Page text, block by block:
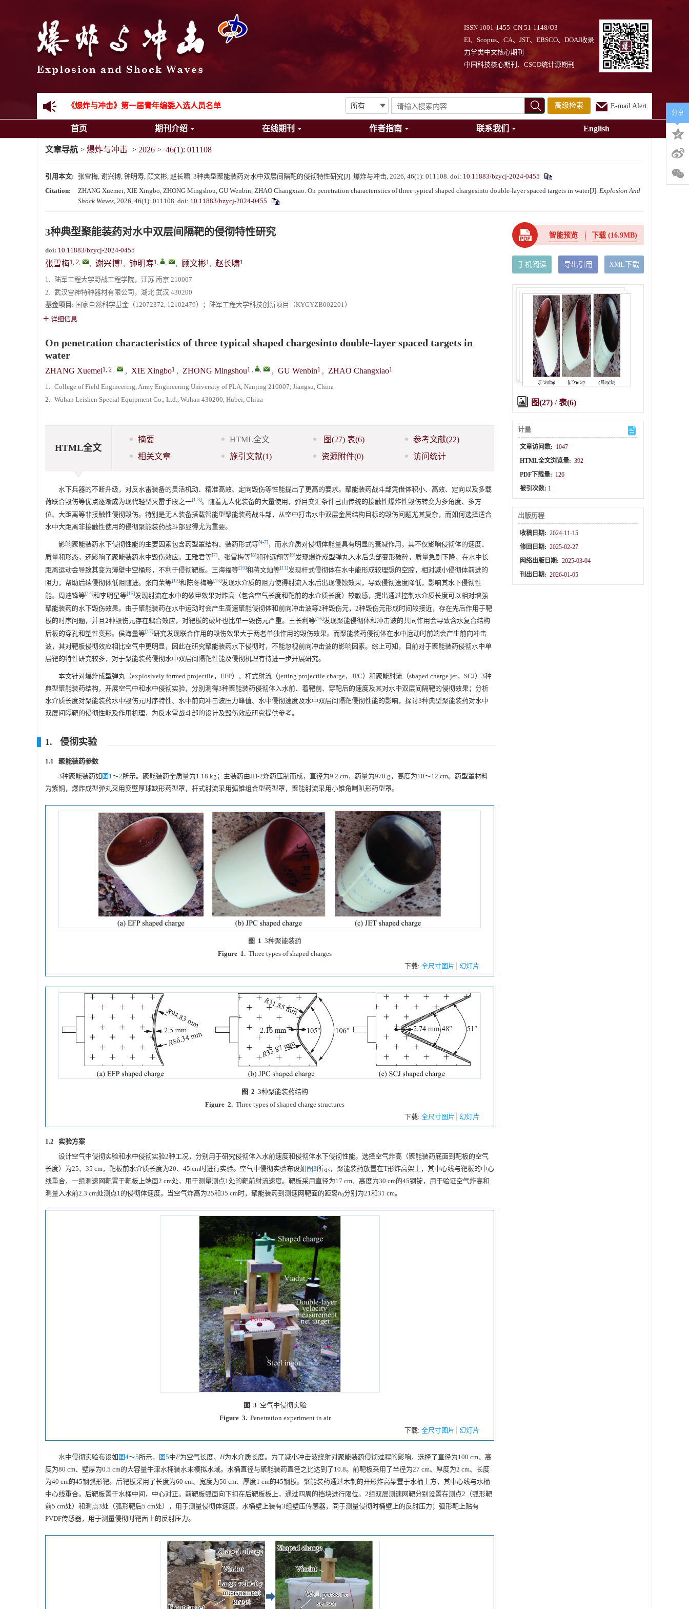
ISSN 1001-1455 CN 51-1148/O3
EI、Scopus、CA、JST、EBSCO、DOAJ收录
力学类中文核心期刊
中国科技核心期刊、CSCD统计源期刊
先进载运装备机械冲击失效与防护专题征稿启事
金属材料动态多尺度断裂专题征稿启事
《爆炸与冲击》第一届青年编委入选人员名单
《爆炸与冲击》向2024年度审稿专家致谢
高级检索 E-mail Alert
首页 期刊介绍 在线期刊 作者指南 联系我们 English
文章导航 > 爆炸与冲击 > 2026 > 46(1): 011108
引用本文: 张雪梅, 谢兴博, 钟明寿, 顾文彬, 赵长啸. 3种典型聚能装药对水中双层间隔靶的侵彻特性研究[J]. 爆炸与冲击, 2026, 46(1): 011108. doi: 10.11883/bzycj-2024-0455
Citation:
ZHANG Xuemei, XIE Xingbo, ZHONG Mingshou, GU Wenbin, ZHAO Changxiao. On penetration characteristics of three typical shaped chargesinto double-layer spaced targets in water[J]. Explosion And
Shock Waves, 2026, 46(1): 011108. doi: 10.11883/bzycj-2024-0455
3种典型聚能装药对水中双层间隔靶的侵彻特性研究
doi: 10.11883/bzycj-2024-0455
张雪梅1, 2, , 谢兴博1, 钟明寿1, , , 顾文彬1, 赵长啸1
1.
陆军工程大学野战工程学院，江苏 南京 210007
2. 武汉雷神特种器材有限公司，湖北 武汉 430200
基金项目: 国家自然科学基金（12072372, 12102479）；陆军工程大学科技创新项目（KYGYZB002201）
详细信息
On penetration characteristics of three typical shaped chargesinto double-layer spaced targets in
water
ZHANG Xuemei1, 2 , , XIE Xingbo1 , ZHONG Mingshou1 , , , GU Wenbin1 , ZHAO Changxiao1
1. College of Field Engineering, Army Engineering University of PLA, Nanjing 210007, Jiangsu, China
2. Wuhan Leishen Special Equipment Co., Ltd., Wuhan 430200, Hubei, China
HTML全文
摘要 HTML全文 图(27) 表(6) 参考文献(22)
相关文章
施引文献(1) 资源附件(0) 访问统计
水下兵器的不断升级，对反水雷装备的灵活机动、精准高效、定向毁伤等性能提出了更高的要求。聚能装药战斗部凭借体积小、高效、定向以及多载
荷联合毁伤等优点逐渐成为现代轻型灭雷手段之一[1-3]。随着无人化装备的大量使用，弹目交汇条件已由传统的接触性爆炸性毁伤转变为多角度、多方
位、大距离等非接触性侵彻毁伤。特别是无人装备搭载智能型聚能装药战斗部，从空中打击水中双层金属结构目标的毁伤问题尤其复杂，而如何选择适合
水中大距离非接触性使用的侵彻聚能装药战斗部显得尤为重要。
影响聚能装药水下侵彻性能的主要因素包含药型罩结构、装药形式等[4-7]，而水介质对侵彻体能量具有明显的衰减作用，其不仅影响侵彻体的速度、
质量和形态，还影响了聚能装药水中毁伤效应。王雅君等[7]、张雪梅等[8]和孙远翔等[9]发现爆炸成型弹丸入水后头部变形破碎，质量急剧下降，在水中长
距离运动会导致其变为薄壁中空桶形，不利于侵彻靶板。王海福等[10]和蒋文灿等[11]发现杆式侵彻体在水中能形成较理想的空腔，相对减小侵彻体前进的
阻力，帮助后续侵彻体低阻随进。张向荣等[12]和陈冬梅等[13]发现水介质的阻力使得射流入水后出现侵蚀效果，导致侵彻速度降低，影响其水下侵彻性
能。周迪锋等[14]和李明星等[15]发现射流在水中的破甲效果对炸高（包含空气长度和靶前的水介质长度）较敏感，提出通过控制水介质长度可以相对增强
聚能装药的水下毁伤效果。由于聚能装药在水中运动时会产生高速聚能侵彻体和前向冲击波等2种毁伤元，2种毁伤元形成时间较接近，存在先后作用于靶
板的时序问题，并且2种毁伤元存在耦合效应，对靶板的破坏也比单一毁伤元严重。王长利等[16]发现聚能侵彻体和冲击波的共同作用会导致含水复合结构
后板的穿孔和塑性变形。侯海量等[17]研究发现联合作用的毁伤效果大于两者单独作用的毁伤效果。而聚能装药侵彻体在水中运动时前端会产生前向冲击
波，其对靶板侵彻效应相比空气中更明显，因此在研究聚能装药水下侵彻时，不能忽视前向冲击波的影响因素。综上可知，目前对于聚能装药侵彻水中单
层靶的特性研究较多，对于聚能装药侵彻水中双层间隔靶性能及侵彻机理有待进一步开展研究。
本文针对爆炸成型弹丸（explosively formed projectile，EFP）、杆式射流（jetting projectile charge，JPC）和聚能射流（shaped charge jet，SCJ）3种
典型聚能装药结构，开展空气中和水中侵彻实验，分别测得3种聚能装药侵彻体入水前、着靶前、穿靶后的速度及其对水中双层间隔靶的侵彻效果；分析
水介质长度对聚能装药水中毁伤元时序特性、水中前向冲击波压力峰值、水中侵彻速度及水中双层间隔靶侵彻性能的影响，探讨3种典型聚能装药对水中
双层间隔靶的侵彻性能及作用机理，为反水雷战斗部的设计及毁伤效应研究提供参考。
1. 侵彻实验
1.1 聚能装药参数
3种聚能装药如 图1～2所示。聚能装药全质量为1.18 kg；主装药由JH-2炸药压制而成，直径为9.2 cm，药量为970 g，高度为10～12 cm。药型罩材料
为紫铜，爆炸成型弹丸采用变壁厚球缺形药型罩，杆式射流采用弧锥组合型药型罩，聚能射流采用小锥角喇叭形药型罩。
图 1 3种聚能装药
Figure 1. Three types of shaped charges
下载: 全尺寸图片 幻灯片
图 2 3种聚能装药结构
Figure 2. Three types of shaped charge structures
下载: 全尺寸图片 幻灯片
1.2 实验方案
设计空气中侵彻实验和水中侵彻实验2种工况，分别用于研究侵彻体入水前速度和侵彻体水下侵彻性能。选择空气炸高（聚能装药底面到靶板的空气
长度）为25、35 cm，靶板前水介质长度为20、45 cm时进行实验。空气中侵彻实验布设如 图3所示，聚能装药放置在T形炸高架上，其中心线与靶板的中心
线重合，一组测速网靶置于靶板上端面2 cm处，用于测量测点1处的靶前射流速度。靶板采用直径为17 cm、高度为30 cm的45钢锭，用于验证空气炸高和
测量入水前2.3 cm处测点1的侵彻体速度。当空气炸高为25和35 cm时，聚能装药到测速网靶面的距离h0分别为21和31 cm。
图 3 空气中侵彻实验
Figure 3. Penetration experiment in air
下载: 全尺寸图片 幻灯片
水中侵彻实验布设如 图4～5所示， 图5中F为空气长度， H为水介质长度。为了减小冲击波绕射对聚能装药侵彻过程的影响，选择了直径为100 cm、高
度为80 cm、壁厚为0.5 cm的大容量牛津水桶装水来模拟水域。水桶直径与聚能装药直径之比达到了10.8。前靶板采用了半径为27 cm、厚度为2 cm、长度
为40 cm的45钢弧形靶。后靶板采用了长度为60 cm、宽度为50 cm、厚度1 cm的45钢板。聚能装药通过木制的开形炸高架置于水桶上方，其中心线与水桶
中心线重合。后靶板置于水桶中间，中心对正。前靶板弧面向下扣在后靶板板上，通过四周的挡块进行限位。2组双层测速网靶分别设置在测点2（弧形靶
前5 cm处）和测点3处（弧形靶后5 cm处），用于测量侵彻体速度。水桶壁上装有3组壁压传感器，同于测量侵彻时桶壁上的反射压力；弧形靶上贴有
PVDF传感器，用于测量侵彻时靶面上的反射压力。
智能预览 下载(16.9MB)
手机阅读 导出引用 XML下载
图(27) /表(6)
计量
文章访问数: 1047
HTML全文浏览量: 392
PDF下载量: 126
被引次数: 1
出版历程
收稿日期: 2024-11-15
修回日期: 2025-02-27
网络出版日期: 2025-03-04
刊出日期: 2026-01-05
分享